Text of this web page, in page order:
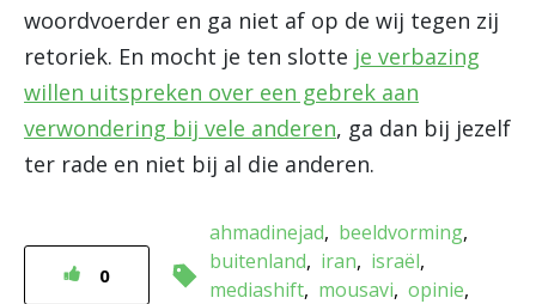
woordvoerder en ga niet af op de wij tegen zij
retoriek. En mocht je ten slotte je verbazing
willen uitspreken over een gebrek aan
verwondering bij vele anderen, ga dan bij jezelf
ter rade en niet bij al die anderen.
0
ahmadinejad
beeldvorming
buitenland
iran
israël
mediashift mousavi opinie